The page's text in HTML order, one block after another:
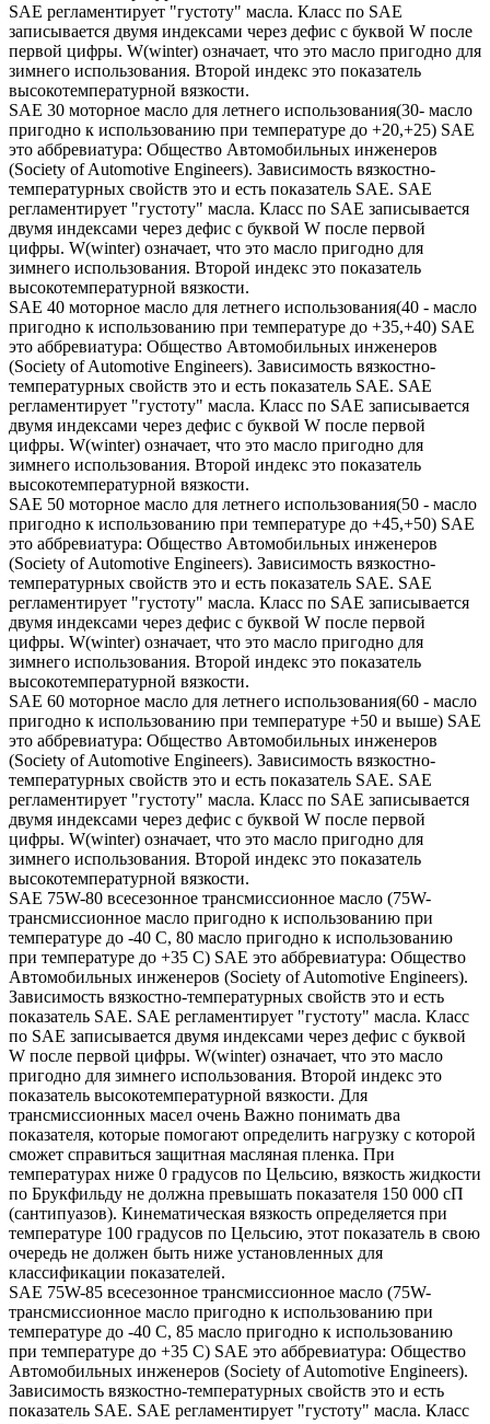
SAE регламентирует "густоту" масла. Класс по SAE
записывается двумя индексами через дефис с буквой W после
первой цифры. W(winter) означает, что это масло пригодно для
зимнего использования. Второй индекс это показатель
высокотемпературной вязкости.
SAE 30 моторное масло для летнего использования(30- масло
пригодно к использованию при температуре до +20,+25) SAE
это аббревиатура: Общество Автомобильных инженеров
(Society of Automotive Engineers). Зависимость вязкостно-
температурных свойств это и есть показатель SAE. SAE
регламентирует "густоту" масла. Класс по SAE записывается
двумя индексами через дефис с буквой W после первой
цифры. W(winter) означает, что это масло пригодно для
зимнего использования. Второй индекс это показатель
высокотемпературной вязкости.
SAE 40 моторное масло для летнего использования(40 - масло
пригодно к использованию при температуре до +35,+40) SAE
это аббревиатура: Общество Автомобильных инженеров
(Society of Automotive Engineers). Зависимость вязкостно-
температурных свойств это и есть показатель SAE. SAE
регламентирует "густоту" масла. Класс по SAE записывается
двумя индексами через дефис с буквой W после первой
цифры. W(winter) означает, что это масло пригодно для
зимнего использования. Второй индекс это показатель
высокотемпературной вязкости.
SAE 50 моторное масло для летнего использования(50 - масло
пригодно к использованию при температуре до +45,+50) SAE
это аббревиатура: Общество Автомобильных инженеров
(Society of Automotive Engineers). Зависимость вязкостно-
температурных свойств это и есть показатель SAE. SAE
регламентирует "густоту" масла. Класс по SAE записывается
двумя индексами через дефис с буквой W после первой
цифры. W(winter) означает, что это масло пригодно для
зимнего использования. Второй индекс это показатель
высокотемпературной вязкости.
SAE 60 моторное масло для летнего использования(60 - масло
пригодно к использованию при температуре +50 и выше) SAE
это аббревиатура: Общество Автомобильных инженеров
(Society of Automotive Engineers). Зависимость вязкостно-
температурных свойств это и есть показатель SAE. SAE
регламентирует "густоту" масла. Класс по SAE записывается
двумя индексами через дефис с буквой W после первой
цифры. W(winter) означает, что это масло пригодно для
зимнего использования. Второй индекс это показатель
высокотемпературной вязкости.
SAE 75W-80 всесезонное трансмиссионное масло (75W-
трансмиссионное масло пригодно к использованию при
температуре до -40 С, 80 масло пригодно к использованию
при температуре до +35 С) SAE это аббревиатура: Общество
Автомобильных инженеров (Society of Automotive Engineers).
Зависимость вязкостно-температурных свойств это и есть
показатель SAE. SAE регламентирует "густоту" масла. Класс
по SAE записывается двумя индексами через дефис с буквой
W после первой цифры. W(winter) означает, что это масло
пригодно для зимнего использования. Второй индекс это
показатель высокотемпературной вязкости. Для
трансмиссионных масел очень Важно понимать два
показателя, которые помогают определить нагрузку с которой
сможет справиться защитная масляная пленка. При
температурах ниже 0 градусов по Цельсию, вязкость жидкости
по Брукфильду не должна превышать показателя 150 000 сП
(сантипуазов). Кинематическая вязкость определяется при
температуре 100 градусов по Цельсию, этот показатель в свою
очередь не должен быть ниже установленных для
классификации показателей.
SAE 75W-85 всесезонное трансмиссионное масло (75W-
трансмиссионное масло пригодно к использованию при
температуре до -40 С, 85 масло пригодно к использованию
при температуре до +35 С) SAE это аббревиатура: Общество
Автомобильных инженеров (Society of Automotive Engineers).
Зависимость вязкостно-температурных свойств это и есть
показатель SAE. SAE регламентирует "густоту" масла. Класс